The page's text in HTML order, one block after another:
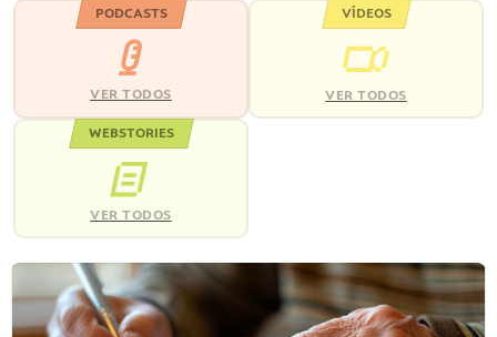
PODCASTS
VER TODOS
VÍDEOS
VER TODOS
WEBSTORIES
VER TODOS